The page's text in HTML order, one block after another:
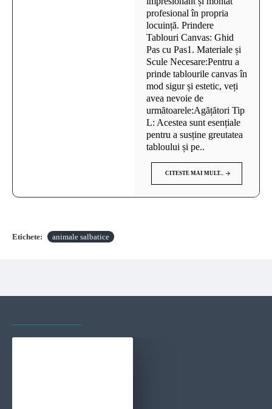
profesional în propria
locuință. Prindere
Tablouri Canvas: Ghid
Pas cu Pas1. Materiale și
Scule Necesare:Pentru a
prinde tablourile canvas în
mod sigur și estetic, veți
avea nevoie de
următoarele:Agățători Tip
L: Acestea sunt esențiale
pentru a susține greutatea
tabloului și pe..
CITESTE MAI MULT...
Etichete: animale salbatice